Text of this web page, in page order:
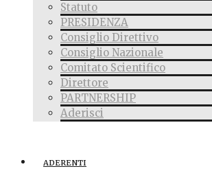
Statuto
PRESIDENZA
Consiglio Direttivo
Consiglio Nazionale
Comitato Scientifico
Direttore
PARTNERSHIP
Aderisci
ADERENTI